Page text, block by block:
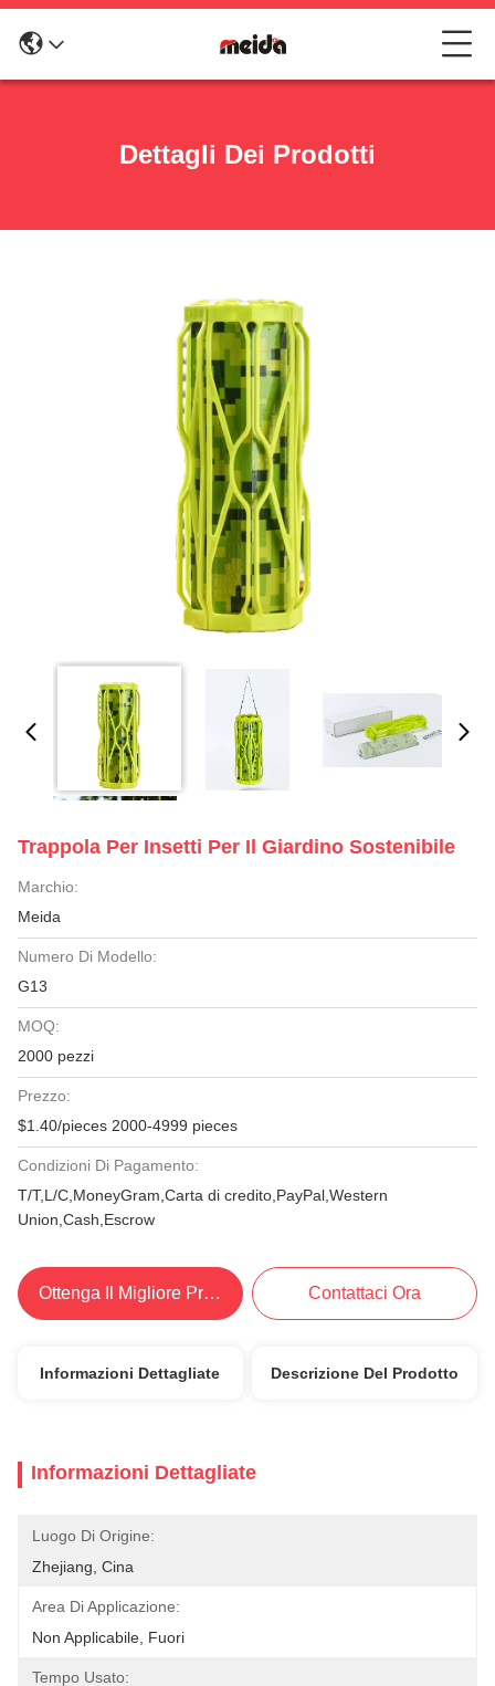
Dettagli Dei Prodotti
Trappola Per Insetti Per Il Giardino Sostenibile
Marchio:
Meida
Numero Di Modello:
G13
MOQ:
2000 pezzi
Prezzo:
$1.40/pieces 2000-4999 pieces
Condizioni Di Pagamento:
T/T,L/C,MoneyGram,Carta di credito,PayPal,Western
Union,Cash,Escrow
Ottenga Il Migliore Prezzo Contattaci Ora
Informazioni Dettagliate Descrizione Del Prodotto
Informazioni Dettagliate
Luogo Di Origine:
Zhejiang, Cina
Area Di Applicazione:
Non Applicabile, Fuori
Tempo Usato: